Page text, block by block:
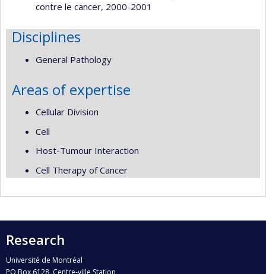
contre le cancer, 2000-2001
Disciplines
General Pathology
Areas of expertise
Cellular Division
Cell
Host-Tumour Interaction
Cell Therapy of Cancer
Research
Université de Montréal
PO Box 6128, Centre-ville Station